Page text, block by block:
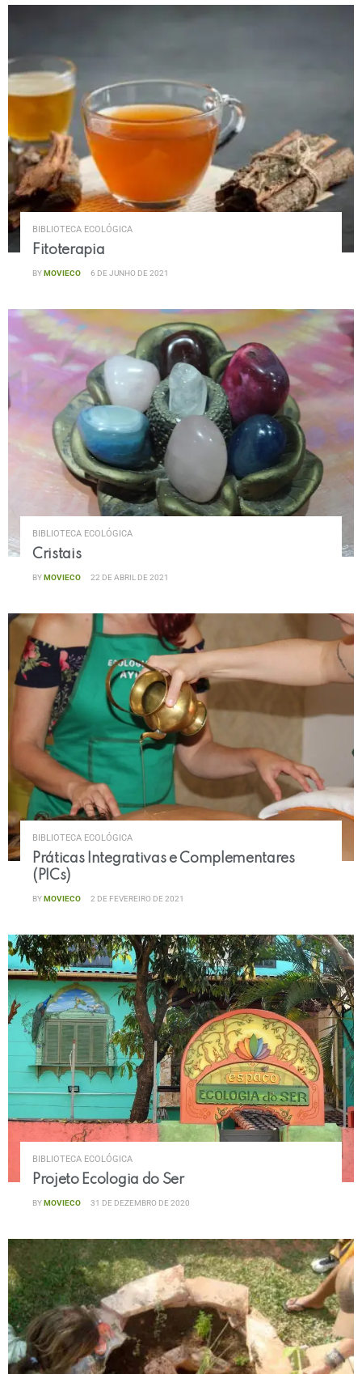
BIBLIOTECA ECOLÓGICA
Fitoterapia
BYMOVIECO 6 DE JUNHO DE 2021
BIBLIOTECA ECOLÓGICA
Cristais
BYMOVIECO 22 DE ABRIL DE 2021
BIBLIOTECA ECOLÓGICA
Práticas Integrativas e Complementares
(PICs)
BYMOVIECO 2 DE FEVEREIRO DE 2021
BIBLIOTECA ECOLÓGICA
Projeto Ecologia do Ser
BYMOVIECO 31 DE DEZEMBRO DE 2020